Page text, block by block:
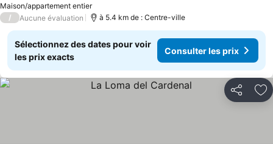
Maison/appartement entier
Consulter les prix
/ Aucune évaluation à 5.4 km de : Centre-ville
Sélectionnez des dates pour voir
les prix exacts
Consulter les prix
Partager